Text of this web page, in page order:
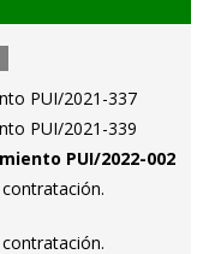
PUI/2021-337
PUI/2021-339
PUI/2022-002